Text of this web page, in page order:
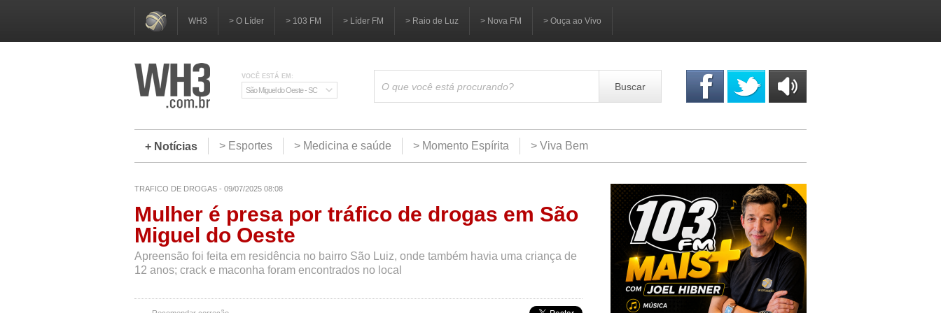
WH3 > O Líder > 103 FM > Líder FM > Raio de Luz > Nova FM > Ouça ao Vivo
VOCÊ ESTÁ EM:
São Miguel do Oeste - SC Buscar
+ Notícias
> Esportes > Medicina e saúde > Momento Espírita > Viva Bem
TRAFICO DE DROGAS - 09/07/2025 08:08
Mulher é presa por tráfico de drogas em São
Miguel do Oeste
Apreensão foi feita em residência no bairro São Luiz, onde também havia uma criança de
12 anos; crack e maconha foram encontrados no local